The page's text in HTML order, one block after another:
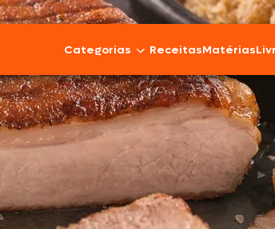
Categorias
Bovinos
Carnes Suínas
Aves
ReceitasMatérias